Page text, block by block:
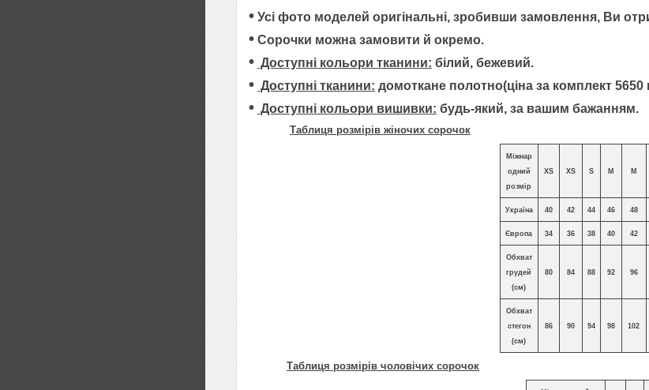
• Усі фото моделей оригінальні, зробивши замовлення, Ви
• Сорочки можна замовити й окремо.
• Доступні кольори тканини: білий, бежевий.
• Доступні тканини: домоткане полотно(ціна за комплект 5650
• Доступні кольори вишивки: будь-який, за вашим бажанням.
Таблиця розмірів жіночих сорочок
Міжнар
одний
розмір
XS XS S M M
Україна 40 42 44 46 48
Європа 34 36 38 40 42
Обхват
грудей
(см)
80 84 88 92 96
Обхват
стегон
(см)
86 90 94 98 102
Таблиця розмірів чоловічих сорочок